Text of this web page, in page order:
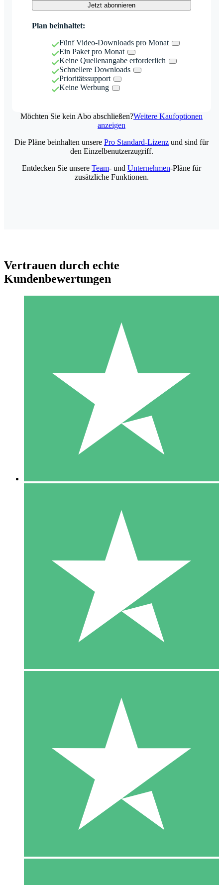
Jetzt abonnieren
Plan beinhaltet:
Fünf Video-Downloads pro Monat
Ein Paket pro Monat
Keine Quellenangabe erforderlich
Schnellere Downloads
Prioritätssupport
Keine Werbung
Möchten Sie kein Abo abschließen?Weitere Kaufoptionen
anzeigen
Individuelle Credit-Pakete
Zahlen Sie nach Bedarf mit Download-Credits. Keine
monatliche Verpflichtung erforderlich.
10 00
10 Downloads
20 00
Die Pläne beinhalten unsere Pro Standard-Lizenz und sind für
den Einzelbenutzerzugriff.
Entdecken Sie unsere Team- und Unternehmen-Pläne für
zusätzliche Funktionen.
Vertrauen durch echte
Kundenbewertungen